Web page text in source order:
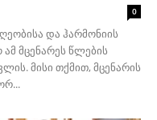
0
და ჰარმონიის
მცენარეს წლების
მისი თქმით, მცენარის